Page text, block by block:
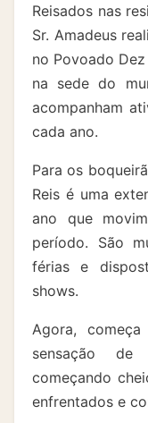
Reisados nas
Sr. Amadeus
no Povoado
na sede do
acompanham
cada ano.
Para os
Reis é uma
ano que
período. São
férias e
shows.
Agora,
sensação
começando
enfrentados e